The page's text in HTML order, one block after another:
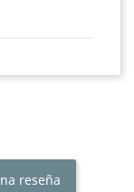
reseña